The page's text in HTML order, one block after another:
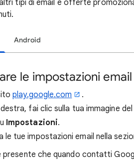
tipi di email e offerte
Android
le impostazioni
play.google.com
.
fai clic sulla tua immagine
Impostazioni.
le tue impostazioni email nella
presente che quando contatti